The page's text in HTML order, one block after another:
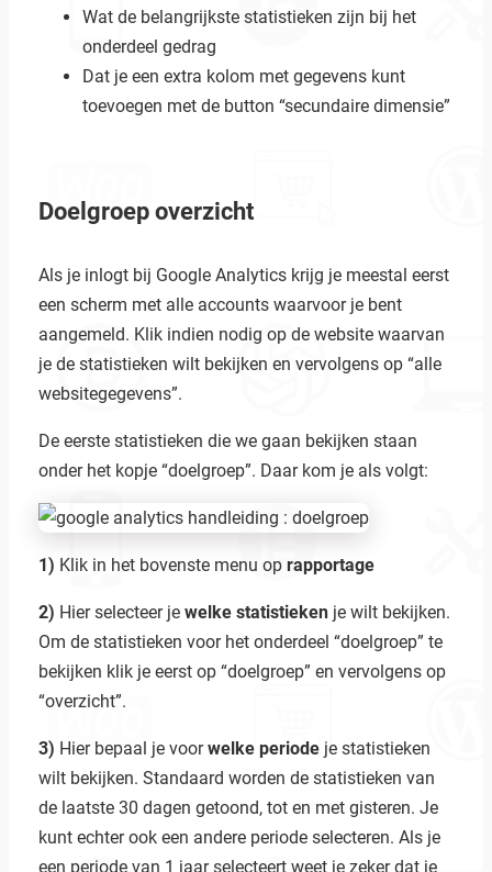
Wat de belangrijkste statistieken zijn bij het
onderdeel gedrag
Dat je een extra kolom met gegevens kunt
toevoegen met de button “secundaire dimensie”
Doelgroep overzicht
Als je inlogt bij Google Analytics krijg je meestal eerst
een scherm met alle accounts waarvoor je bent
aangemeld. Klik indien nodig op de website waarvan
je de statistieken wilt bekijken en vervolgens op “alle
websitegegevens”.
De eerste statistieken die we gaan bekijken staan
onder het kopje “doelgroep”. Daar kom je als volgt:
1) Klik in het bovenste menu op rapportage
2) Hier selecteer je welke statistiekenje wilt bekijken.
Om de statistieken voor het onderdeel “doelgroep” te
bekijken klik je eerst op “doelgroep” en vervolgens op
“overzicht”.
3) Hier bepaal je voorwelke periodeje statistieken
wilt bekijken. Standaard worden de statistieken van
de laatste 30 dagen getoond, tot en met gisteren. Je
kunt echter ook een andere periode selecteren. Als je
een periode van 1 jaar selecteert weet je zeker dat je